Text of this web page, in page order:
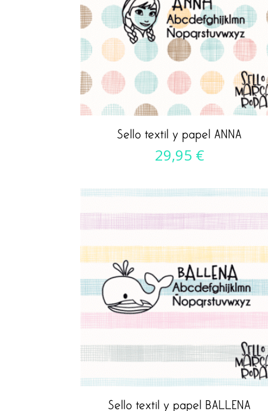
Sello textil y papel ANNA
29,95 €
Sello textil y papel BALLENA